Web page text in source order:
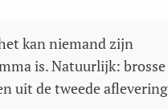
kan niemand zijn
is. Natuurlijk: brosse
uit de tweede aflevering